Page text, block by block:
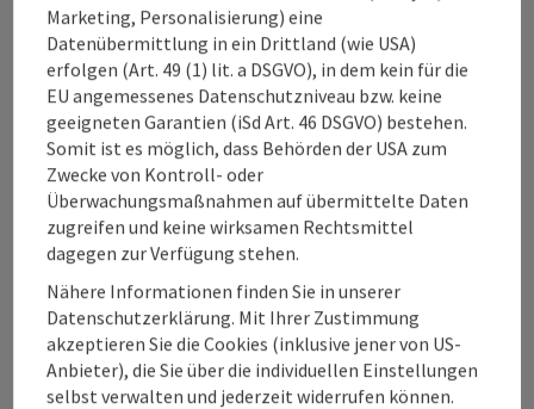
info@360alpenland.com
InstagramFacebookYouTube
Kontaktformular
Marketing, Personalisierung) eine
Datenübermittlung in ein Drittland (wie USA)
erfolgen (Art. 49 (1) lit. a DSGVO), in dem kein für die
EU angemessenes Datenschutzniveau bzw. keine
geeigneten Garantien (iSd Art. 46 DSGVO) bestehen.
Somit ist es möglich, dass Behörden der USA zum
Zwecke von Kontroll- oder
Überwachungsmaßnahmen auf übermittelte Daten
zugreifen und keine wirksamen Rechtsmittel
dagegen zur Verfügung stehen.
Nähere Informationen finden Sie in unserer
Datenschutzerklärung. Mit Ihrer Zustimmung
akzeptieren Sie die Cookies (inklusive jener von US-
Anbieter), die Sie über die individuellen Einstellungen
selbst verwalten und jederzeit widerrufen können.